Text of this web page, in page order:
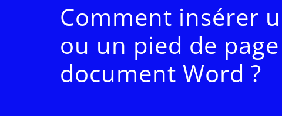
Comment insérer
ou un pied de
document Word ?